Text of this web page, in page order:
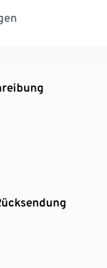
Stoffdach